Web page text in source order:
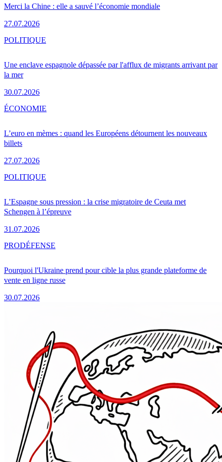
Merci la Chine : elle a sauvé l’économie mondiale
27.07.2026
Une enclave espagnole dépassée par l'afflux de migrants arrivant par
la mer
30.07.2026
POLITIQUE
L’euro en mèmes : quand les Européens détournent les nouveaux
billets
27.07.2026
ÉCONOMIE
L’Espagne sous pression : la crise migratoire de Ceuta met
Schengen à l’épreuve
31.07.2026
POLITIQUE
Pourquoi l'Ukraine prend pour cible la plus grande plateforme de
vente en ligne russe
30.07.2026
PRODÉFENSE